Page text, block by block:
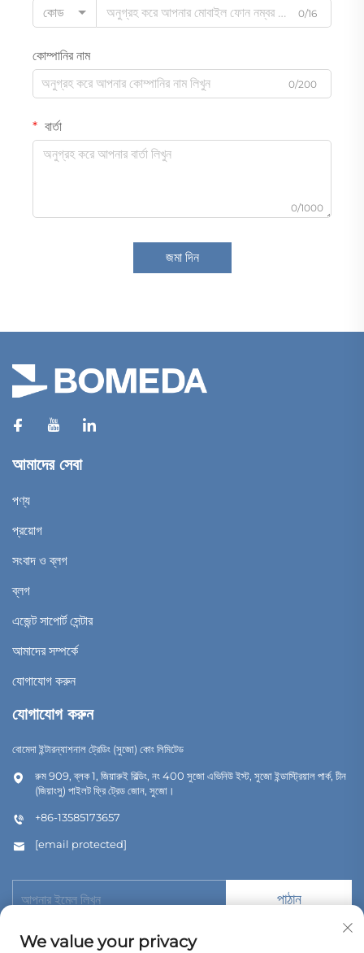
কোড
0/16
কোম্পানির নাম
0/200
বার্তা
0/1000
জমা দিন
আমাদের সেবা
পণ্য
প্রয়োগ
সংবাদ ও ব্লগ
ব্লগ
এজেন্ট সাপোর্ট সেন্টার
আমাদের সম্পর্কে
যোগাযোগ করুন
যোগাযোগ করুন
বোমেদা ইন্টারন্যাশনাল ট্রেডিং (সুজো) কোং লিমিটেড
রুম 909, ব্লক 1, জিয়ারুই বিল্ডিং, নং 400 সুজো এভিনিউ ইস্ট, সুজো ইন্ডাস্ট্রিয়াল পার্ক, চীন
(জিয়াংসু) পাইলট ফ্রি ট্রেড জোন, সুজো।
+86-13585173657
[email protected]
পাঠান
We value your privacy